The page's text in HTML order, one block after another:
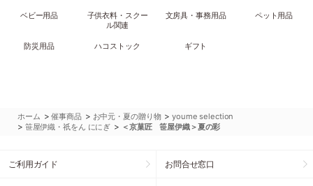
ベビー用品
子供衣料・スクー
ル関連
文房具・事務用品 ペット用品
防災用品 ハコストック ギフト
ホーム >催事商品 > お中元・夏の贈り物 >youme selection
> 笹屋伊織・祇をん ににぎ > ＜京菓匠 笹屋伊織＞夏の彩
ご利用ガイド お問合せ窓口